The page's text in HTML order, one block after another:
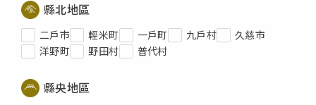
縣北地區
二戶市 輕米町 一戶町 九戶村
久慈市
洋野町
野田村 普代村
縣央地區